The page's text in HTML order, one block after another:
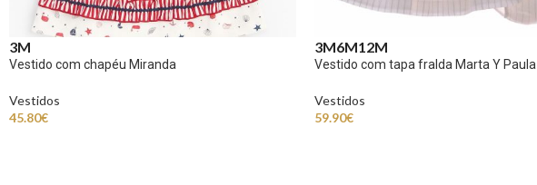
3M
Vestido com chapéu Miranda
Vestidos
45.80€
3M6M12M
Vestido com tapa fralda Marta Y Paula
Vestidos
59.90€